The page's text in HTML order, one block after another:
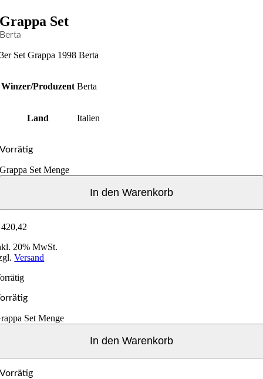
Grappa Set
Berta
3er Set Grappa 1998 Berta
Winzer/Produzent Berta
Land Italien
Vorrätig
Grappa Set Menge
In den Warenkorb
20% MwSt.
Versand
Set Menge
In den Warenkorb
Vorrätig